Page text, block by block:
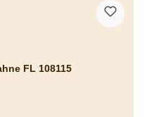
FL 108115